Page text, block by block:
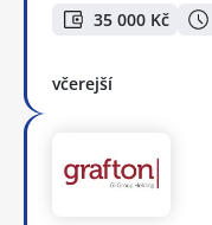
35 000 Kč
včerejší